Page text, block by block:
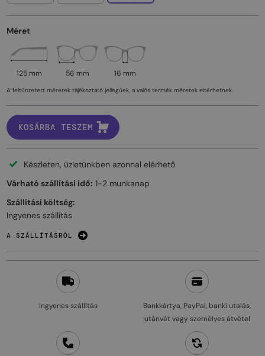
Ingyenes szállítás
Bankkártya, PayPal, banki utalás,
utánvét vagy személyes átvétel
Méret
125 mm 56 mm 16 mm
A feltüntetett méretek tájékoztató jellegűek, a valós termék méretek eltérhetnek.
KOSÁRBA TESZEM
Készleten, üzletünkben azonnal elérhető
Várható szállítási idő: 1-2 munkanap
Szállítási költség:
Ingyenes szállítás
A SZÁLLÍTÁSRÓL